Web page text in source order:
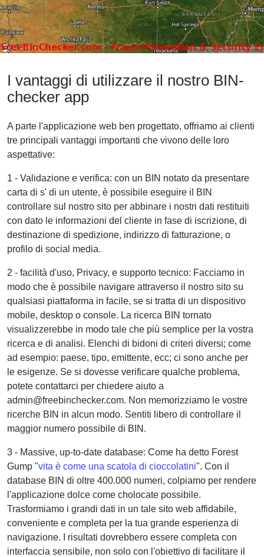
I vantaggi di utilizzare il nostro BIN-
checker app
A parte l'applicazione web ben progettato, offriamo ai clienti
tre principali vantaggi importanti che vivono delle loro
aspettative:
1 - Validazione e verifica: con un BIN notato da presentare
carta di s' di un utente, è possibile eseguire il BIN
controllare sul nostro sito per abbinare i nostri dati restituiti
con dato le informazioni del cliente in fase di iscrizione, di
destinazione di spedizione, indirizzo di fatturazione, o
profilo di social media.
2 - facilità d'uso, Privacy, e supporto tecnico: Facciamo in
modo che è possibile navigare attraverso il nostro sito su
qualsiasi piattaforma in facile, se si tratta di un dispositivo
mobile, desktop o console. La ricerca BIN tornato
visualizzerebbe in modo tale che più semplice per la vostra
ricerca e di analisi. Elenchi di bidoni di criteri diversi; come
ad esempio: paese, tipo, emittente, ecc; ci sono anche per
le esigenze. Se si dovesse verificare qualche problema,
potete contattarci per chiedere aiuto a
admin@freebinchecker.com. Non memorizziamo le vostre
ricerche BIN in alcun modo. Sentiti libero di controllare il
maggior numero possibile di BIN.
3 - Massive, up-to-date database: Come ha detto Forest
Gump "vita è come una scatola di cioccolatini". Con il
database BIN di oltre 400.000 numeri, colpiamo per rendere
l'applicazione dolce come cholocate possibile.
Trasformiamo i grandi dati in un tale sito web affidabile,
conveniente e completa per la tua grande esperienza di
navigazione. I risultati dovrebbero essere completa con
interfaccia sensibile, non solo con l'obiettivo di facilitare il